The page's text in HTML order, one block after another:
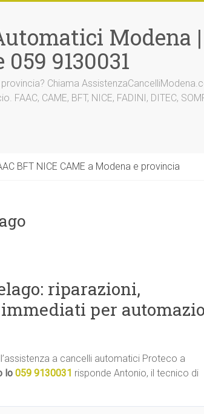
Modena
9130031
Chiama
CAME, BFT, NICE, FADINI, DITEC,
BFT NICE CAME a Modena e provincia
riparazioni,
per
a cancelli automatici Proteco a
lo 059 9130031 risponde Antonio, il tecnico di